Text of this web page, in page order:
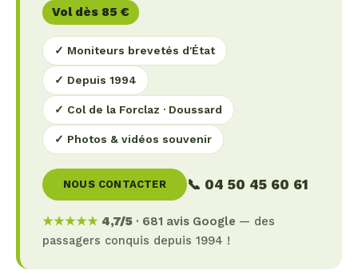
Vol dès 85 €
✓ Moniteurs brevetés d'État
✓ Depuis 1994
✓ Col de la Forclaz · Doussard
✓ Photos & vidéos souvenir
NOUS CONTACTER 📞 04 50 45 60 61
★★★★★ 4,7/5 · 681 avis Google — des
passagers conquis depuis 1994 !